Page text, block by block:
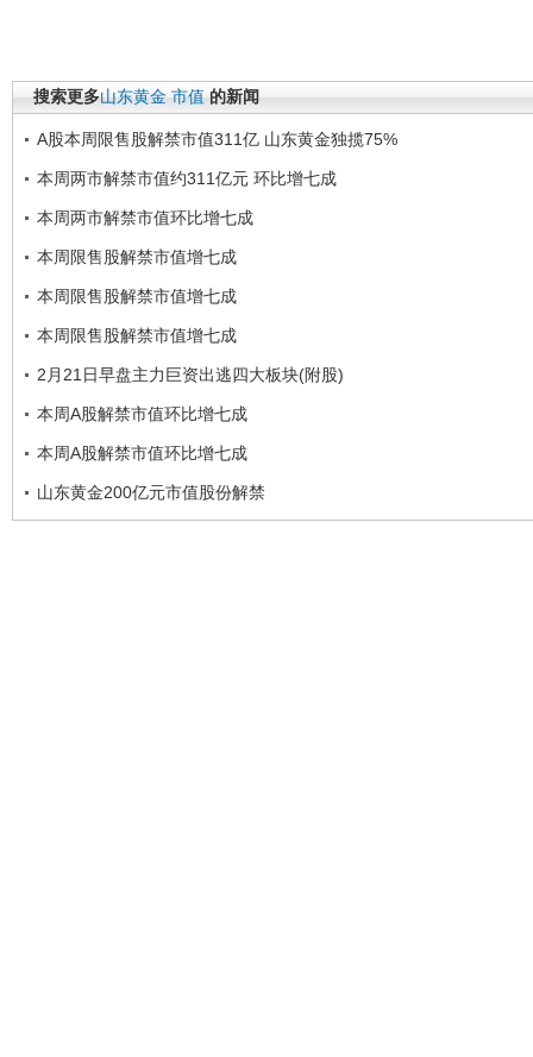
搜索更多山东黄金 市值 的新闻
A股本周限售股解禁市值311亿 山东黄金独揽75%
本周两市解禁市值约311亿元 环比增七成
本周两市解禁市值环比增七成
本周限售股解禁市值增七成
本周限售股解禁市值增七成
本周限售股解禁市值增七成
2月21日早盘主力巨资出逃四大板块(附股)
本周A股解禁市值环比增七成
本周A股解禁市值环比增七成
山东黄金200亿元市值股份解禁